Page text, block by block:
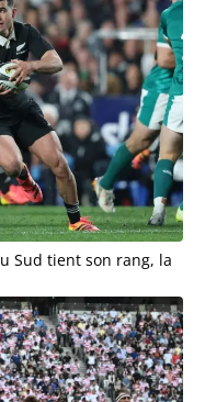
Sud tient son rang, la